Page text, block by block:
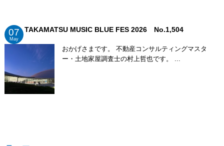
07
May
TAKAMATSU MUSIC BLUE FES 2026 No.1,504
おかげさまです。 不動産コンサルティングマスタ
ー・土地家屋調査士の村上哲也です。 ...